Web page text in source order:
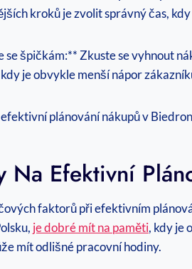
kroků je zvolit správný čas,
se špičkám:** Zkuste se vyhnout
je obvykle menší nápor
Na Efektivní
faktorů při efektivním
je dobré mít na paměti, kdy je
mít odlišné pracovní hodiny.